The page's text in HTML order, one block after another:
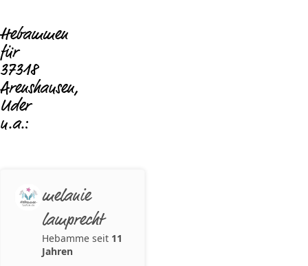
Hebammen
für
37318
Arenshausen,
Uder
u.a.:
melanie
lamprecht
Hebamme seit 11
Jahren